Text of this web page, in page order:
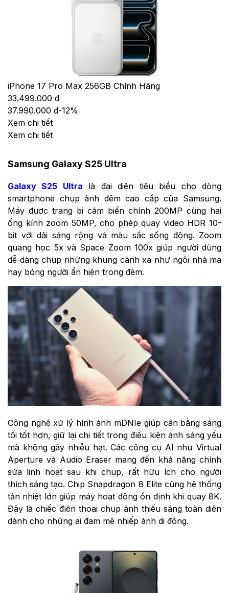
iPhone 17 Pro Max 256GB Chính Hãng
33.499.000 đ
37.990.000 đ-12%
Xem chi tiết
Xem chi tiết
Samsung Galaxy S25 Ultra
Galaxy S25 Ultra là đại diện tiêu biểu cho dòng
smartphone chụp ảnh đêm cao cấp của Samsung.
Máy được trang bị cảm biến chính 200MP cùng hai
ống kính zoom 50MP, cho phép quay video HDR 10-
bit với dải sáng rộng và màu sắc sống động. Zoom
quang học 5x và Space Zoom 100x giúp người dùng
dễ dàng chụp những khung cảnh xa như ngôi nhà ma
hay bóng người ẩn hiện trong đêm.
Công nghệ xử lý hình ảnh mDNIe giúp cân bằng sáng
tối tốt hơn, giữ lại chi tiết trong điều kiện ánh sáng yếu
mà không gây nhiễu hạt. Các công cụ AI như Virtual
Aperture và Audio Eraser mang đến khả năng chỉnh
sửa linh hoạt sau khi chụp, rất hữu ích cho người
thích sáng tạo. Chip Snapdragon 8 Elite cùng hệ thống
tản nhiệt lớn giúp máy hoạt động ổn định khi quay 8K.
Đây là chiếc điện thoại chụp ảnh thiếu sáng toàn diện
dành cho những ai đam mê nhiếp ảnh di động.